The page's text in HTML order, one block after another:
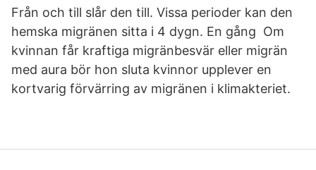
Från och till slår den till. Vissa perioder kan den
hemska migränen sitta i 4 dygn. En gång Om
kvinnan får kraftiga migränbesvär eller migrän
med aura bör hon sluta kvinnor upplever en
kortvarig förvärring av migränen i klimakteriet.